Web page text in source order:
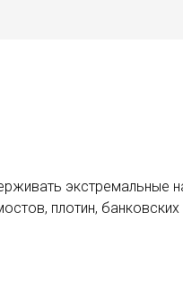
экстремальные
плотин, банковских